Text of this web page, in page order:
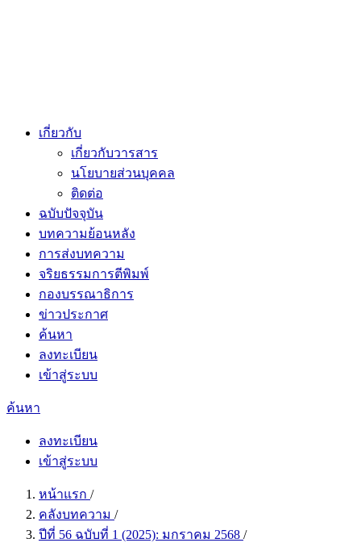
เกี่ยวกับ
เกี่ยวกับวารสาร
นโยบายส่วนบุคคล
ติดต่อ
ฉบับปัจจุบัน
บทความย้อนหลัง
การส่งบทความ
จริยธรรมการตีพิมพ์
กองบรรณาธิการ
ข่าวประกาศ
ค้นหา
ลงทะเบียน
เข้าสู่ระบบ
ค้นหา
ลงทะเบียน
เข้าสู่ระบบ
หน้าแรก /
คลังบทความ /
ปีที่ 56 ฉบับที่ 1 (2025): มกราคม 2568 /